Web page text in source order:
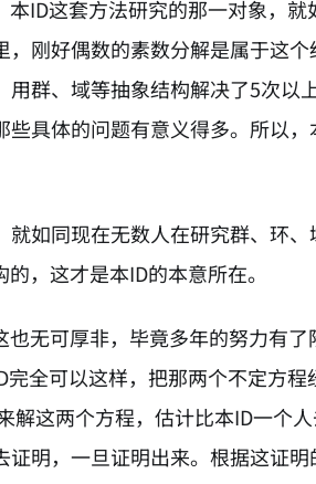
ID这套方法研究的那一对象，
刚好偶数的素数分解是属于这
群、域等抽象结构解决了5次以
具体的问题有意义得多。所以
如同现在无数人在研究群、环
，这才是本ID的本意所在。
无可厚非，毕竟多年的努力有
全可以这样，把那两个不定方程
解这两个方程，估计比本ID一个
明，一旦证明出来。根据这证明